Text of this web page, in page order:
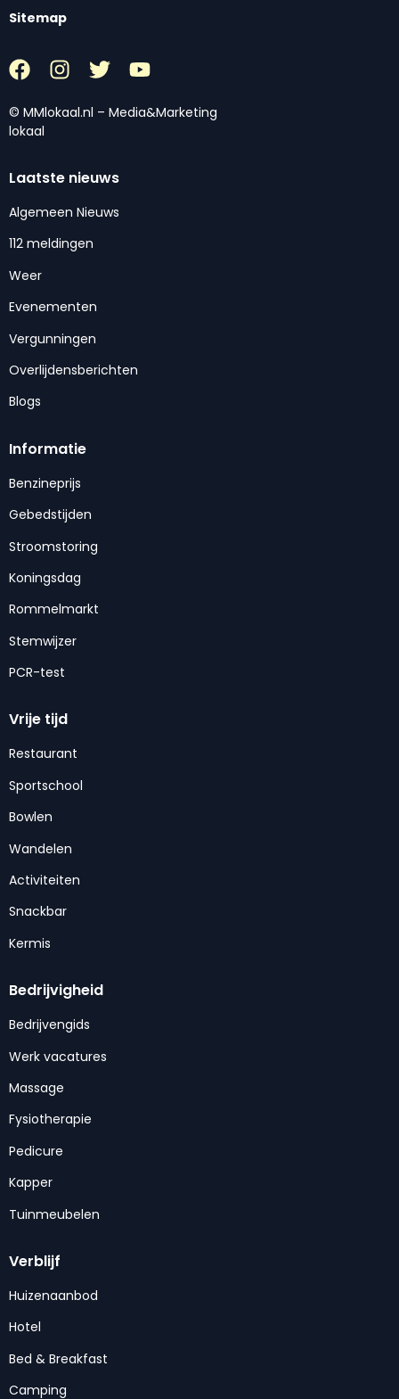
Sitemap
© MMlokaal.nl – Media&Marketing
lokaal
Laatste nieuws
Algemeen Nieuws
112 meldingen
Weer
Evenementen
Vergunningen
Overlijdensberichten
Blogs
Informatie
Benzineprijs
Gebedstijden
Stroomstoring
Koningsdag
Rommelmarkt
Stemwijzer
PCR-test
Vrije tijd
Restaurant
Sportschool
Bowlen
Wandelen
Activiteiten
Snackbar
Kermis
Bedrijvigheid
Bedrijvengids
Werk vacatures
Massage
Fysiotherapie
Pedicure
Kapper
Tuinmeubelen
Verblijf
Huizenaanbod
Hotel
Bed & Breakfast
Camping